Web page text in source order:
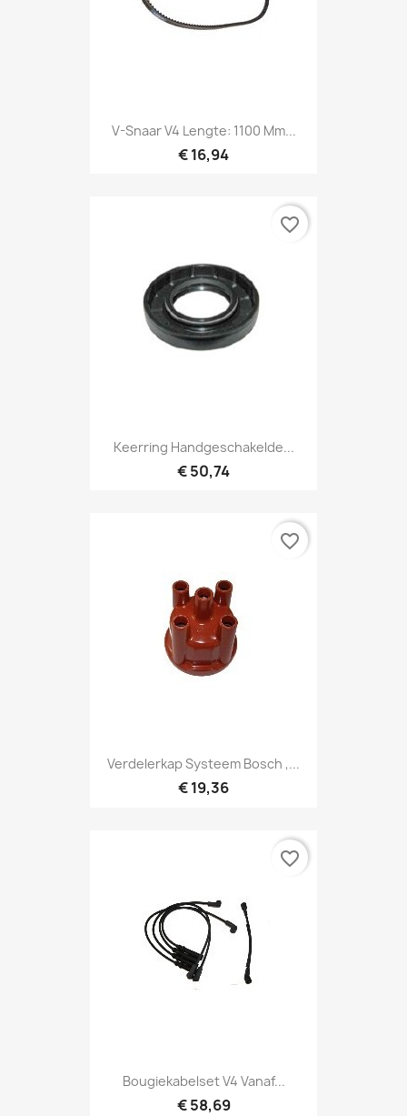
V-Snaar V4 Lengte: 1100 Mm...
€ 16,94
Keerring Handgeschakelde...
€ 50,74
favorite_border
Verdelerkap Systeem Bosch ,...
€ 19,36
favorite_border
Bougiekabelset V4 Vanaf...
€ 58,69
favorite_border